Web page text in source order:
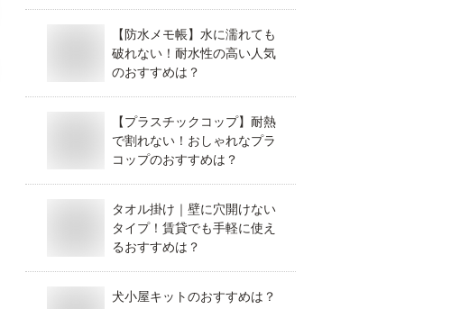
【防水メモ帳】水に濡れても
破れない！耐水性の高い人気
のおすすめは？
【プラスチックコップ】耐熱
で割れない！おしゃれなプラ
コップのおすすめは？
タオル掛け｜壁に穴開けない
タイプ！賃貸でも手軽に使え
るおすすめは？
犬小屋キットのおすすめは？